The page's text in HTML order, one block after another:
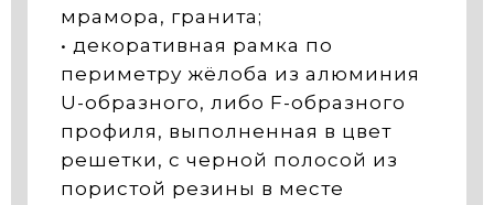
мрамора, гранита;
• декоративная рамка по
периметру жёлоба из алюминия
U-образного, либо F-образного
профиля, выполненная в цвет
решетки, с черной полосой из
пористой резины в месте